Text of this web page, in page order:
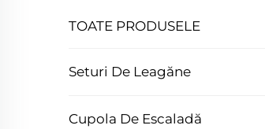
TOATE PRODUSELE
Seturi De Leagăne
Cupola De Escaladă